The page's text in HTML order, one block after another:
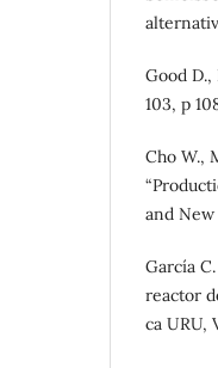
Good D.,
103, p
Cho W.,
and New
García
reactor
ca URU,